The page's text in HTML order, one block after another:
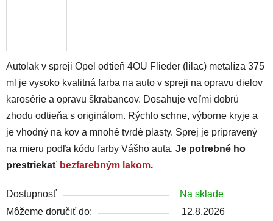
Autolak v spreji Opel odtieň 4OU Flieder (lilac) metalíza 375
ml je vysoko kvalitná farba na auto v spreji na opravu dielov
karosérie a opravu škrabancov. Dosahuje veľmi dobrú
zhodu odtieňa s originálom. Rýchlo schne, výborne kryje a
je vhodný na kov a mnohé tvrdé plasty. Sprej je pripravený
na mieru podľa kódu farby Vášho auta. Je potrebné ho
prestriekať bezfarebným lakom.
Dostupnosť
Na sklade
Môžeme doručiť do:
12.8.2026